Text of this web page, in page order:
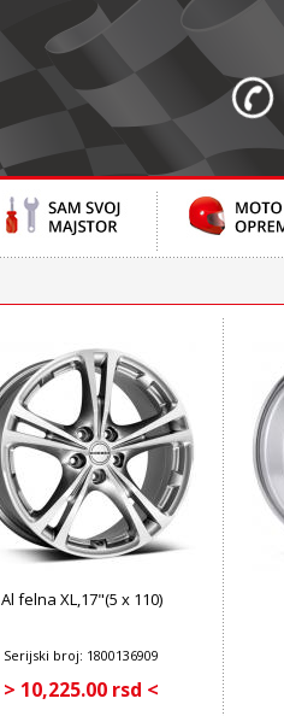
Al felna XL,17"(5 x 110)
Serijski broj: 1800136909
> 10,225.00 rsd <